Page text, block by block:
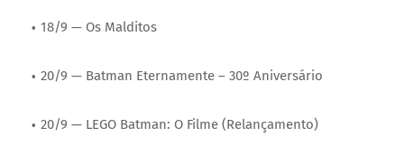
18/9 — Os Malditos
20/9 — Batman Eternamente – 30º Aniversário
20/9 — LEGO Batman: O Filme (Relançamento)